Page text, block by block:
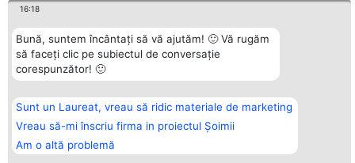
16:18
Bună, suntem încântați să vă ajutăm! 🙂 Vă rugăm
să faceți clic pe subiectul de conversație
corespunzător! 🙂
Sunt un Laureat, vreau să ridic materiale de marketing
Vreau să-mi înscriu firma in proiectul Șoimii
Am o altă problemă
Alte firme din zonă
Organizator Ranking
BRIGHT SOLUTIONS BR SRL
Sc. A Et. 4 Ap. 13 Cod 061952
CUI 36737675
tel: +40 770 990 492
Câștigătorii
Laureaților
Statut
Contact